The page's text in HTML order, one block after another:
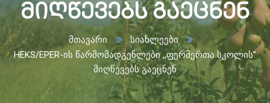
მიღწევებს გაეცნენ
მთავარი
სიახლეები
HEKS/EPER-ის წარმომადგენლები ,,ფერმერთა სკოლის”
მიღწევებს გაეცნენ